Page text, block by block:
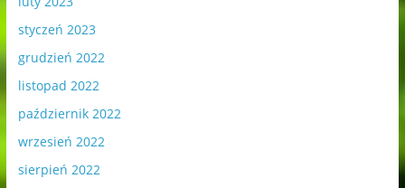
styczeń 2023
grudzień 2022
listopad 2022
październik 2022
wrzesień 2022
sierpień 2022